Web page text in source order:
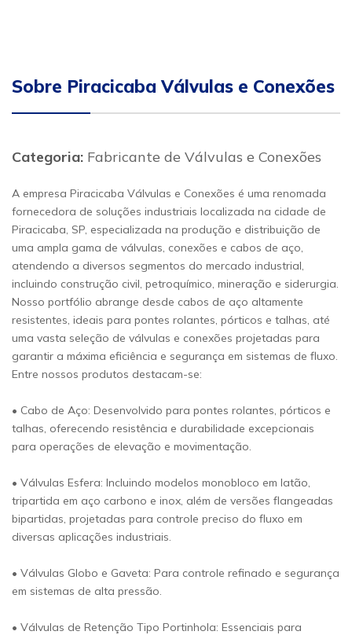
Sobre Piracicaba Válvulas e Conexões
Categoria: Fabricante de Válvulas e Conexões
A empresa Piracicaba Válvulas e Conexões é uma renomada
fornecedora de soluções industriais localizada na cidade de
Piracicaba, SP, especializada na produção e distribuição de
uma ampla gama de válvulas, conexões e cabos de aço,
atendendo a diversos segmentos do mercado industrial,
incluindo construção civil, petroquímico, mineração e siderurgia.
Nosso portfólio abrange desde cabos de aço altamente
resistentes, ideais para pontes rolantes, pórticos e talhas, até
uma vasta seleção de válvulas e conexões projetadas para
garantir a máxima eficiência e segurança em sistemas de fluxo.
Entre nossos produtos destacam-se:
• Cabo de Aço: Desenvolvido para pontes rolantes, pórticos e
talhas, oferecendo resistência e durabilidade excepcionais
para operações de elevação e movimentação.
• Válvulas Esfera: Incluindo modelos monobloco em latão,
tripartida em aço carbono e inox, além de versões flangeadas
bipartidas, projetadas para controle preciso do fluxo em
diversas aplicações industriais.
• Válvulas Globo e Gaveta: Para controle refinado e segurança
em sistemas de alta pressão.
• Válvulas de Retenção Tipo Portinhola: Essenciais para